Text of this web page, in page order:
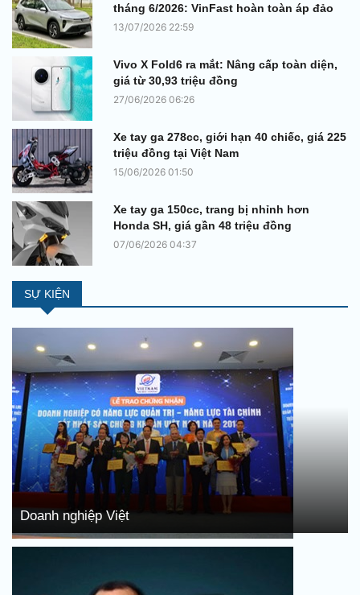
tháng 6/2026: VinFast hoàn toàn áp đảo
13/07/2026 22:59
Vivo X Fold6 ra mắt: Nâng cấp toàn diện,
giá từ 30,93 triệu đồng
27/06/2026 06:26
Xe tay ga 278cc, giới hạn 40 chiếc, giá 225
triệu đồng tại Việt Nam
15/06/2026 01:50
Xe tay ga 150cc, trang bị nhỉnh hơn
Honda SH, giá gần 48 triệu đồng
07/06/2026 04:37
SỰ KIỆN
Doanh nghiệp Việt